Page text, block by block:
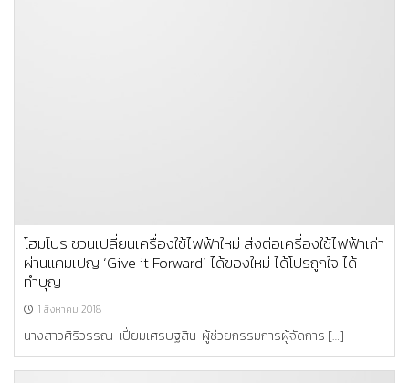
โฮมโปร ชวนเปลี่ยนเครื่องใช้ไฟฟ้าใหม่ ส่งต่อเครื่องใช้ไฟฟ้าเก่า
ผ่านแคมเปญ ‘Give it Forward’ ได้ของใหม่ ได้โปรถูกใจ ได้
ทำบุญ
1 สิงหาคม 2018
นางสาวศิริวรรณ เปี่ยมเศรษฐสิน ผู้ช่วยกรรมการผู้จัดการ […]